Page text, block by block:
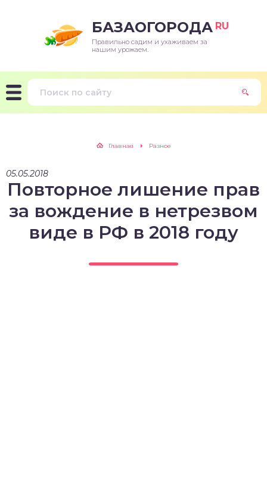
БАЗАОГОРОДА RU
Правильно садим и ухаживаем за
нашим урожаем.
Главная Разное
05.05.2018
Повторное лишение прав
за вождение в нетрезвом
виде в РФ в 2018 году